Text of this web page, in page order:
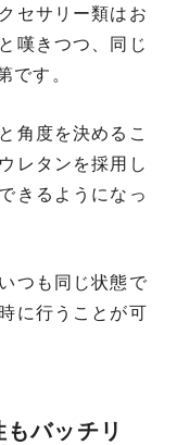
セサリー類はお
嘆きつつ、同じ
です。
角度を決めるこ
レタンを採用し
きるようになっ
つも同じ状態で
に行うことが可
もバッチリ